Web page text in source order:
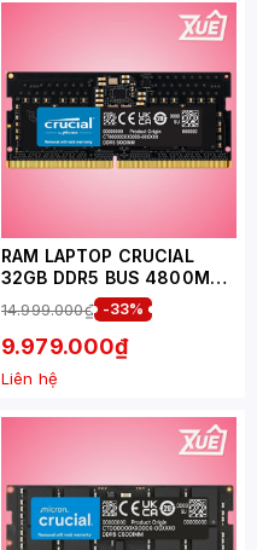
RAM LAPTOP CRUCIAL
32GB DDR5 BUS 4800MHZ
CL40 (CT32G48C40S5)
14.999.000₫ -33%
9.979.000₫
Liên hệ